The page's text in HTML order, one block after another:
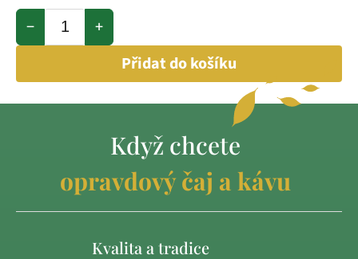
+
−
Přidat do košíku
Když chcete
opravdový čaj a kávu
Kvalita a tradice